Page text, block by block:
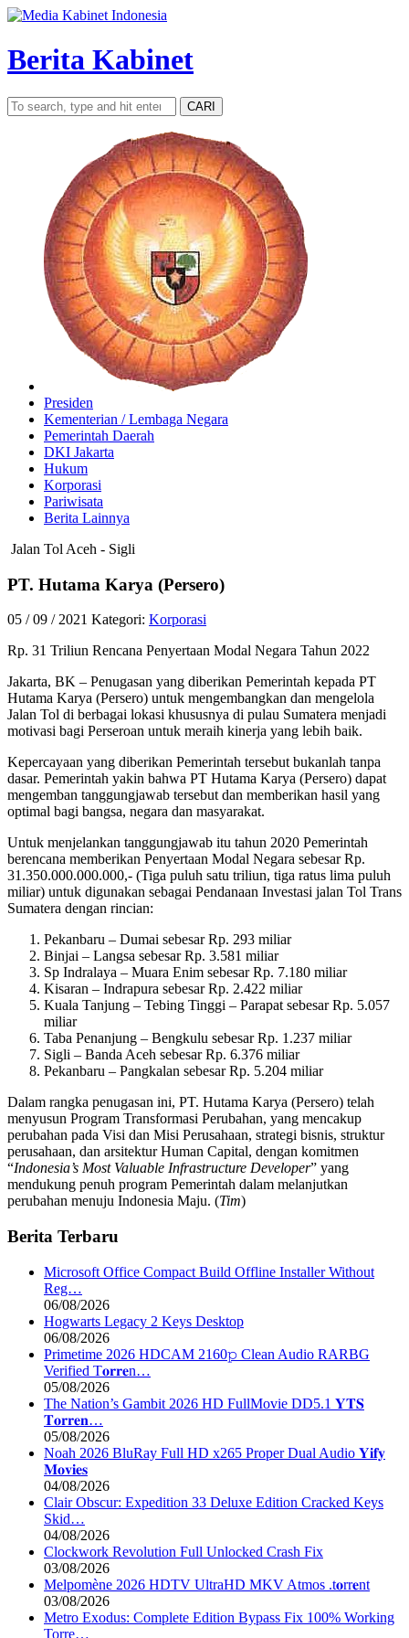
Berita Kabinet
CARI
Presiden
Kementerian / Lembaga Negara
Pemerintah Daerah
DKI Jakarta
Hukum
Korporasi
Pariwisata
Berita Lainnya
Jalan Tol Aceh - Sigli
PT. Hutama Karya (Persero)
05 / 09 / 2021 Kategori: Korporasi
Rp. 31 Triliun Rencana Penyertaan Modal Negara Tahun 2022
Jakarta, BK – Penugasan yang diberikan Pemerintah kepada PT
Hutama Karya (Persero) untuk mengembangkan dan mengelola
Jalan Tol di berbagai lokasi khususnya di pulau Sumatera menjadi
motivasi bagi Perseroan untuk meraih kinerja yang lebih baik.
Kepercayaan yang diberikan Pemerintah tersebut bukanlah tanpa
dasar. Pemerintah yakin bahwa PT Hutama Karya (Persero) dapat
mengemban tanggungjawab tersebut dan memberikan hasil yang
optimal bagi bangsa, negara dan masyarakat.
Untuk menjelankan tanggungjawab itu tahun 2020 Pemerintah
berencana memberikan Penyertaan Modal Negara sebesar Rp.
31.350.000.000.000,- (Tiga puluh satu triliun, tiga ratus lima puluh
miliar) untuk digunakan sebagai Pendanaan Investasi jalan Tol Trans
Sumatera dengan rincian:
Pekanbaru – Dumai sebesar Rp. 293 miliar
Binjai – Langsa sebesar Rp. 3.581 miliar
Sp Indralaya – Muara Enim sebesar Rp. 7.180 miliar
Kisaran – Indrapura sebesar Rp. 2.422 miliar
Kuala Tanjung – Tebing Tinggi – Parapat sebesar Rp. 5.057
miliar
Taba Penanjung – Bengkulu sebesar Rp. 1.237 miliar
Sigli – Banda Aceh sebesar Rp. 6.376 miliar
Pekanbaru – Pangkalan sebesar Rp. 5.204 miliar
Dalam rangka penugasan ini, PT. Hutama Karya (Persero) telah
menyusun Program Transformasi Perubahan, yang mencakup
perubahan pada Visi dan Misi Perusahaan, strategi bisnis, struktur
perusahaan, dan arsitektur Human Capital, dengan komitmen
“Indonesia’s Most Valuable Infrastructure Developer” yang
mendukung penuh program Pemerintah dalam melanjutkan
perubahan menuju Indonesia Maju. (Tim)
Berita Terbaru
Microsoft Office Compact Build Offline Installer Without
Reg…
06/08/2026
Hogwarts Legacy 2 Keys Desktop
06/08/2026
Primetime 2026 HDCAM 2160𝚙 Clean Audio RARBG
Verified T𝐨𝐫𝐫𝐞n…
05/08/2026
The Nation’s Gambit 2026 HD FullMovie DD5.1 𝐘𝐓𝐒
𝐓𝐨𝐫𝐫𝐞𝐧…
05/08/2026
Noah 2026 BluRay Full HD x265 Proper Dual Audio 𝐘𝐢𝐟𝐲
𝐌𝐨𝐯𝐢𝐞𝐬
04/08/2026
Clair Obscur: Expedition 33 Deluxe Edition Cracked Keys
Skid…
04/08/2026
Clockwork Revolution Full Unlocked Crash Fix
03/08/2026
Melpomène 2026 HDTV UltraHD MKV Atmos .t𝐨rr𝐞nt
03/08/2026
Metro Exodus: Complete Edition Bypass Fix 100% Working
Torre…